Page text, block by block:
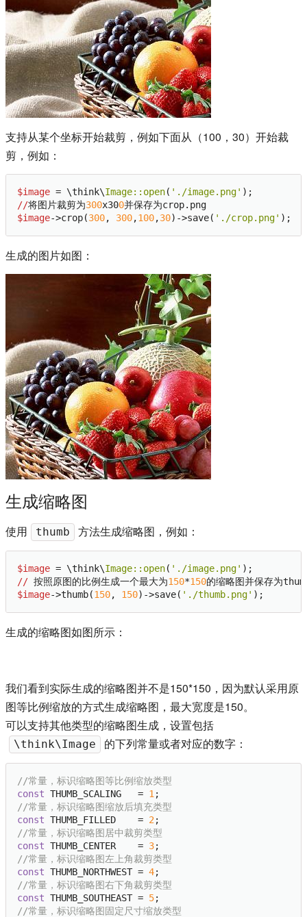
支持从某个坐标开始裁剪，例如下面从（100，30）开始裁
剪，例如：
$image = \think\Image: :open( './image.png'
//将图片裁剪为300x300
$image->crop(300, 300,100,30)->save( './crop.png'
生成的图片如图：
生成缩略图
使用 thumb 方法生成缩略图，例如：
$image = \think\Image: :open( './image.png'
// 按照原图的比例生成一个最大为150*150
$image->thumb(150, 150)->save( './thumb.png'
生成的缩略图如图所示：
我们看到实际生成的缩略图并不是150*150，因为默认采用原
图等比例缩放的方式生成缩略图，最大宽度是150。
可以支持其他类型的缩略图生成，设置包括
\think\Image 的下列常量或者对应的数字：
//常量，标识缩略图等比例缩放类型
const THUMB_SCALING   = 1
//常量，标识缩略图缩放后填充类型
const THUMB_FILLED    = 2
//常量，标识缩略图居中裁剪类型
const THUMB_CENTER    = 3
//常量，标识缩略图左上角裁剪类型
const THUMB_NORTHWEST = 4
//常量，标识缩略图右下角裁剪类型
const THUMB_SOUTHEAST = 5
//常量，标识缩略图固定尺寸缩放类型